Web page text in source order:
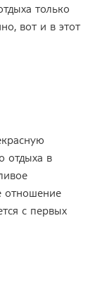
только
вот и в этот
отдыха в
отношение
с первых